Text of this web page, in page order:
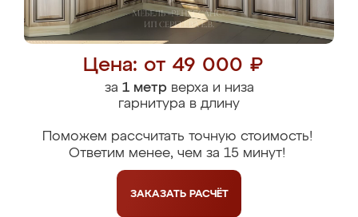
Цена: от 49 000 ₽
за 1 метрверха и низа
гарнитура в длину
Поможем рассчитать точную стоимость!
Ответим менее, чем за 15 минут!
ЗАКАЗАТЬ РАСЧЁТ